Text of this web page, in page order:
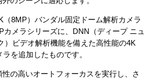
（8MP）バンダル固定ドーム解析カメラ
カメラシリーズに、DNN（ディープ ニュ
）ビデオ解析機能を備えた高性能の4K
ラを追加したものです。
の高いオートフォーカスを実行し、さ